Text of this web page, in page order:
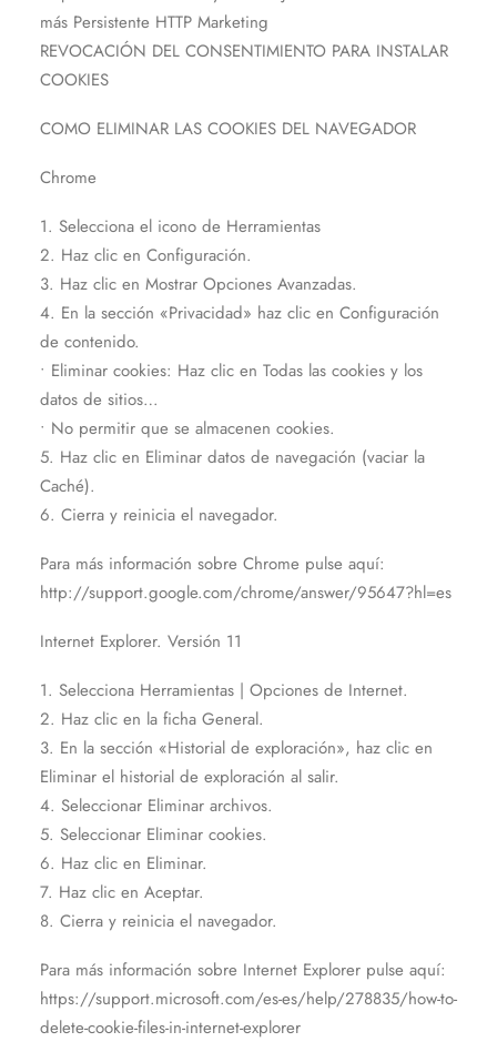
más Persistente HTTP Marketing
REVOCACIÓN DEL CONSENTIMIENTO PARA INSTALAR
COOKIES
COMO ELIMINAR LAS COOKIES DEL NAVEGADOR
Chrome
1. Selecciona el icono de Herramientas
2. Haz clic en Configuración.
3. Haz clic en Mostrar Opciones Avanzadas.
4. En la sección «Privacidad» haz clic en Configuración
de contenido.
• Eliminar cookies: Haz clic en Todas las cookies y los
datos de sitios…
• No permitir que se almacenen cookies.
5. Haz clic en Eliminar datos de navegación (vaciar la
Caché).
6. Cierra y reinicia el navegador.
Para más información sobre Chrome pulse aquí:
http://support.google.com/chrome/answer/95647?hl=es
Internet Explorer. Versión 11
1. Selecciona Herramientas | Opciones de Internet.
2. Haz clic en la ficha General.
3. En la sección «Historial de exploración», haz clic en
Eliminar el historial de exploración al salir.
4. Seleccionar Eliminar archivos.
5. Seleccionar Eliminar cookies.
6. Haz clic en Eliminar.
7. Haz clic en Aceptar.
8. Cierra y reinicia el navegador.
Para más información sobre Internet Explorer pulse aquí:
https://support.microsoft.com/es-es/help/278835/how-to-
delete-cookie-files-in-internet-explorer